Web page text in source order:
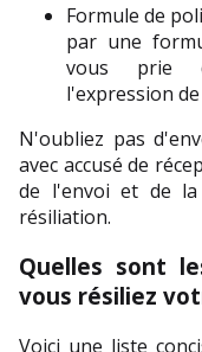
Formule de
par une
vous prie
l'expression
N'oubliez pas
avec accusé de
de l'envoi et de la
résiliation.
Quelles sont
vous résiliez
Voici une liste